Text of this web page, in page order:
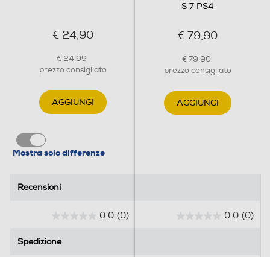
€ 24,90
€ 24,99
prezzo consigliato
AGGIUNGI
Mostra solo differenze
S 7 PS4
€ 79,90
€ 79,90
prezzo consigliato
AGGIUNGI
Recensioni
0.0 (0) 0.0 (0)
Spedizione